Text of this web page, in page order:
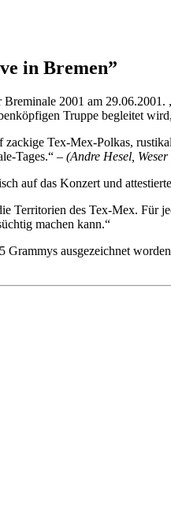
in Bremen”
2001 am
Truppe begleitet
Tex-Mex-Polkas,
Tages.“ – (Andre Hesel,
auf das Konzert und
Territorien des Tex-Mex. Für
machen kann.“
Grammys ausgezeichnet